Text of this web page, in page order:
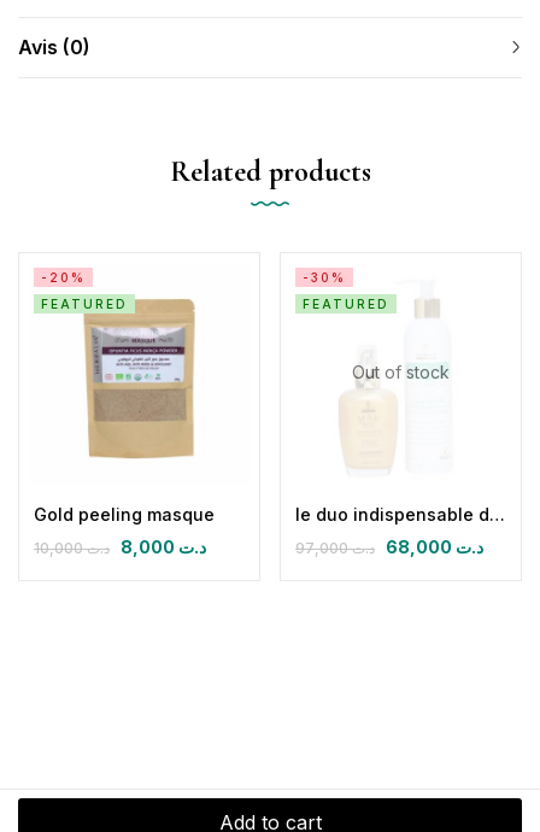
Add to cart
Avis (0)
Related products
-20%
FEATURED
Gold peeling masque
د.ت10,000 د.ت
Out of stock
-30%
FEATURED
le duo indispensable d’été Mythic oil paradisiaque & gel aloe vera herbalya
د.ت97,000 د.ت